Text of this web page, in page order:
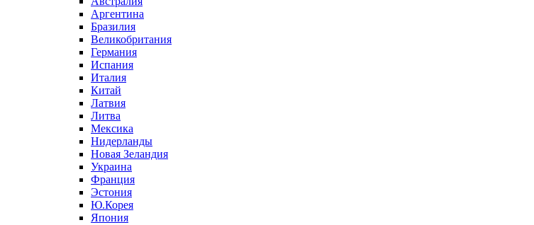
Аргентина
Бразилия
Великобритания
Германия
Испания
Италия
Китай
Латвия
Литва
Мексика
Нидерланды
Новая Зеландия
Украина
Франция
Эстония
Ю.Корея
Япония